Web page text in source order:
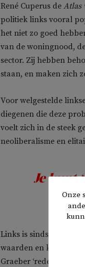
René Cuperus de Atlas
politiek links vooral
het niet zo goed
van de woningnood,
sector. Zij hebben
staan, en maken zich
Voor welgestelde
diegenen die deze
voelt zich in de steek
neoliberalisme en
Je kunt
Links is sinds de jaren
waarden en kiest in
Graeber ‘redelijk
Onze